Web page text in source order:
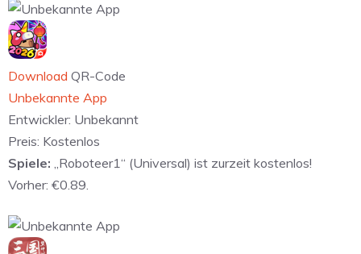
Download QR-Code
Unbekannte App
Entwickler: Unbekannt
Preis: Kostenlos
Spiele: „Roboteer1“ (Universal) ist zurzeit kostenlos!
Vorher: €0.89.